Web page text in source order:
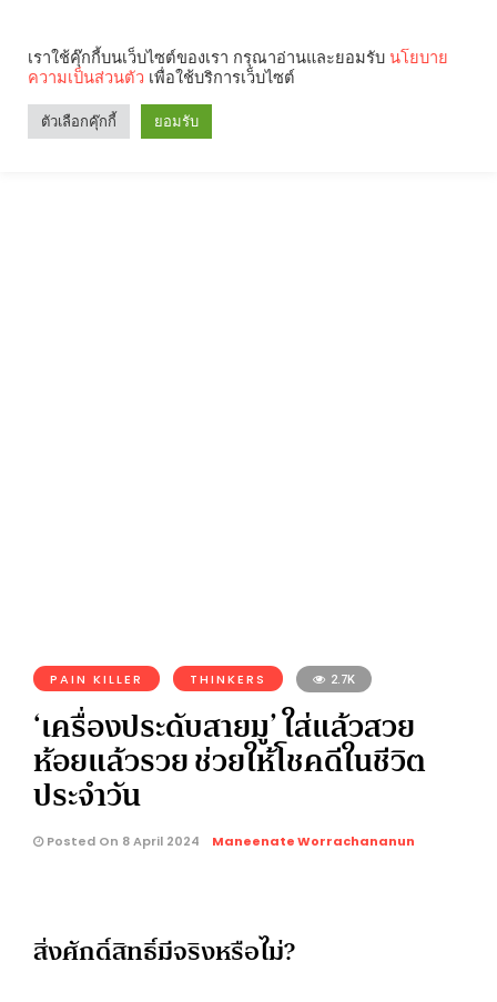
PAIN KILLER THINKERS 2.7K
‘เครื่องประดับสายมู’ ใส่แล้วสวย
ห้อยแล้วรวย ช่วยให้โชคดีในชีวิต
ประจำวัน
Posted On 8 April 2024 Maneenate Worrachananun
สิ่งศักดิ์สิทธิ์มีจริงหรือไม่?
เราใช้คุ๊กกี้บนเว็บไซต์ของเรา กรุณาอ่านและยอมรับ นโยบาย
ความเป็นส่วนตัว เพื่อใช้บริการเว็บไซต์
ตัวเลือกคุ๊กกี้ ยอมรับ